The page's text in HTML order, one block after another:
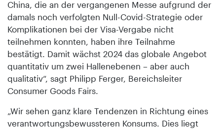
China, die an der vergangenen Messe aufgrund der
damals noch verfolgten Null-Covid-Strategie oder
Komplikationen bei der Visa-Vergabe nicht
teilnehmen konnten, haben ihre Teilnahme
bestätigt. Damit wächst 2024 das globale Angebot
quantitativ um zwei Hallenebenen – aber auch
qualitativ“, sagt Philipp Ferger, Bereichsleiter
Consumer Goods Fairs.
„Wir sehen ganz klare Tendenzen in Richtung eines
verantwortungsbewussteren Konsums. Dies liegt